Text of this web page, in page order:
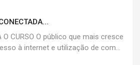
O CURSO O público que mais cresce
à internet e utilização de com...